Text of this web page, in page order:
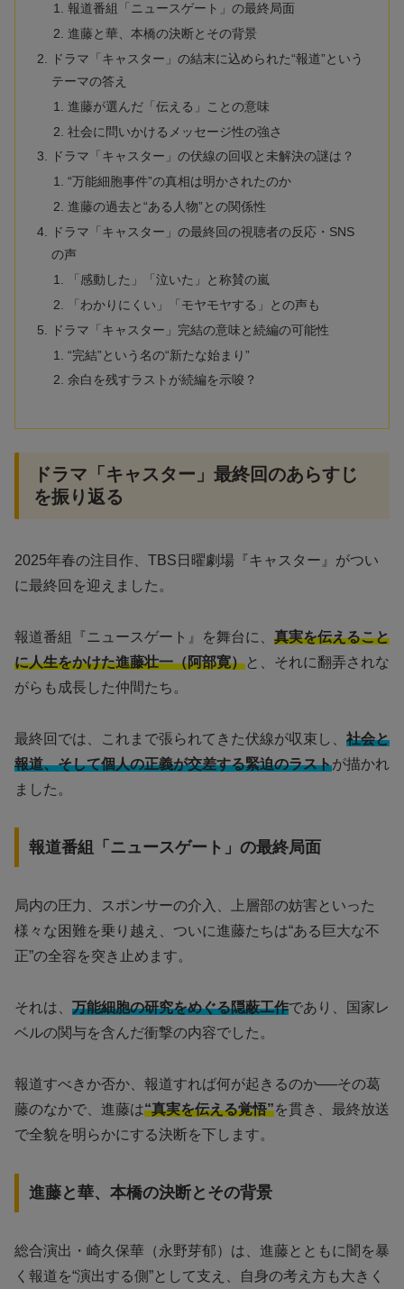
報道番組「ニュースゲート」の最終局面
進藤と華、本橋の決断とその背景
ドラマ「キャスター」の結末に込められた“報道”という
テーマの答え
進藤が選んだ「伝える」ことの意味
社会に問いかけるメッセージ性の強さ
ドラマ「キャスター」の伏線の回収と未解決の謎は？
“万能細胞事件”の真相は明かされたのか
進藤の過去と“ある人物”との関係性
ドラマ「キャスター」の最終回の視聴者の反応・SNS
の声
「感動した」「泣いた」と称賛の嵐
「わかりにくい」「モヤモヤする」との声も
ドラマ「キャスター」完結の意味と続編の可能性
“完結”という名の“新たな始まり”
余白を残すラストが続編を示唆？
ドラマ「キャスター」最終回のあらすじ
を振り返る
2025年春の注目作、TBS日曜劇場『キャスター』がつい
に最終回を迎えました。
報道番組『ニュースゲート』を舞台に、 真実を伝えること
に人生をかけた進藤壮一（阿部寛）と、それに翻弄されな
がらも成長した仲間たち。
最終回では、これまで張られてきた伏線が収束し、 社会と
報道、そして個人の正義が交差する緊迫のラストが描かれ
ました。
報道番組「ニュースゲート」の最終局面
局内の圧力、スポンサーの介入、上層部の妨害といった
様々な困難を乗り越え、ついに進藤たちは“ある巨大な不
正”の全容を突き止めます。
それは、 万能細胞の研究をめぐる隠蔽工作であり、国家レ
ベルの関与を含んだ衝撃の内容でした。
報道すべきか否か、報道すれば何が起きるのか──その葛
藤のなかで、進藤は“真実を伝える覚悟”を貫き、最終放送
で全貌を明らかにする決断を下します。
進藤と華、本橋の決断とその背景
総合演出・崎久保華（永野芽郁）は、進藤とともに闇を暴
く報道を“演出する側”として支え、自身の考え方も大きく